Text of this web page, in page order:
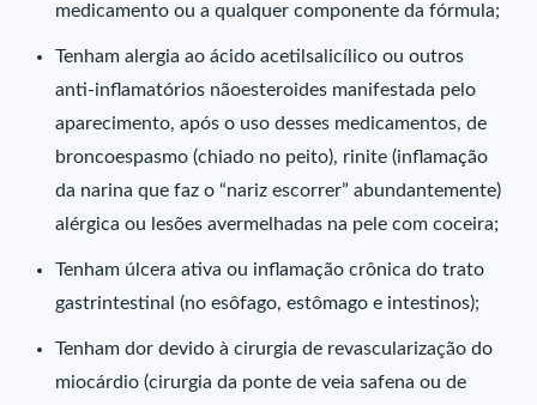
medicamento ou a qualquer componente da fórmula;
Tenham alergia ao ácido acetilsalicílico ou outros
anti-inflamatórios nãoesteroides manifestada pelo
aparecimento, após o uso desses medicamentos, de
broncoespasmo (chiado no peito), rinite (inflamação
da narina que faz o “nariz escorrer” abundantemente)
alérgica ou lesões avermelhadas na pele com coceira;
Tenham úlcera ativa ou inflamação crônica do trato
gastrintestinal (no esôfago, estômago e intestinos);
Tenham dor devido à cirurgia de revascularização do
miocárdio (cirurgia da ponte de veia safena ou de